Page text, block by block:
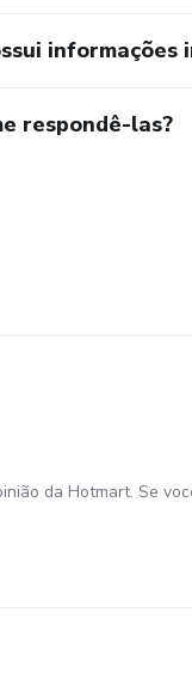
informações
respondê-las?
da Hotmart. Se